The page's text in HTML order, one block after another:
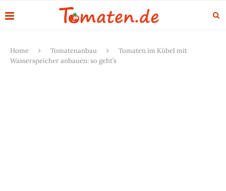
Home Tomatenanbau
Tomaten im Kübel mit
Wasserspeicher anbauen: so geht’s